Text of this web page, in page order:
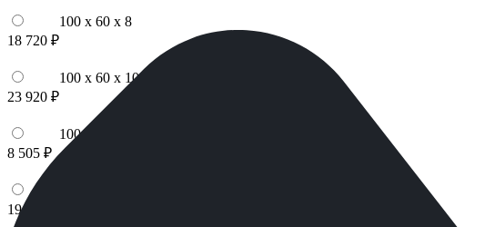
100 x 60 x 8
18 720 ₽
100 x 60 x 10
23 920 ₽
100 x 70 x 5
8 505 ₽
19 440 ₽